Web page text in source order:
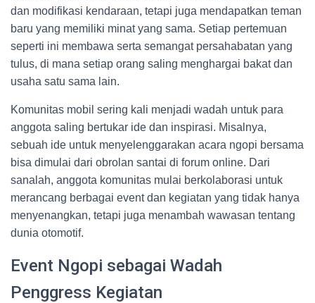
dan modifikasi kendaraan, tetapi juga mendapatkan teman
baru yang memiliki minat yang sama. Setiap pertemuan
seperti ini membawa serta semangat persahabatan yang
tulus, di mana setiap orang saling menghargai bakat dan
usaha satu sama lain.
Komunitas mobil sering kali menjadi wadah untuk para
anggota saling bertukar ide dan inspirasi. Misalnya,
sebuah ide untuk menyelenggarakan acara ngopi bersama
bisa dimulai dari obrolan santai di forum online. Dari
sanalah, anggota komunitas mulai berkolaborasi untuk
merancang berbagai event dan kegiatan yang tidak hanya
menyenangkan, tetapi juga menambah wawasan tentang
dunia otomotif.
Event Ngopi sebagai Wadah
Penggress Kegiatan